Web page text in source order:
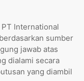
International
sumber
jawab atas
dialami secara
yang diambil